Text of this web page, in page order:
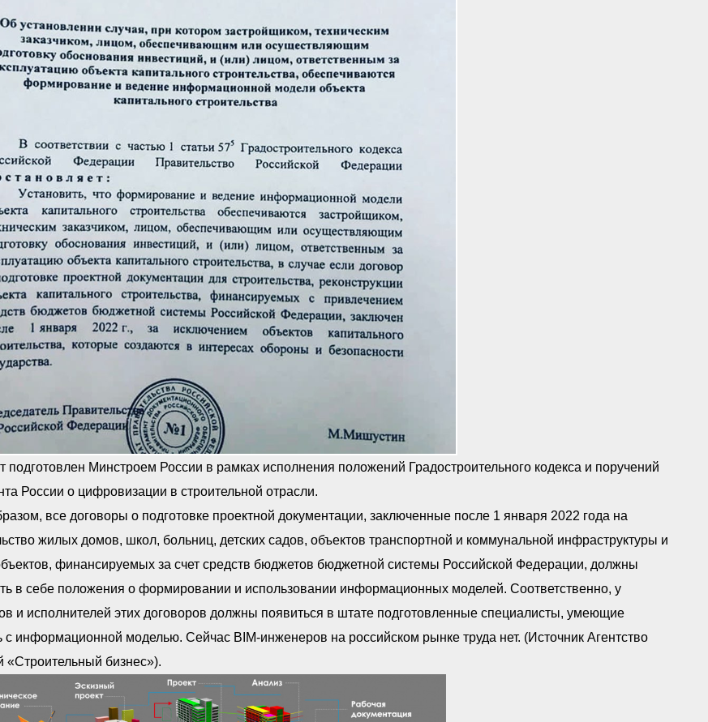
подготовлен Минстроем России в рамках исполнения положений Градостроительного кодекса и поручений
России о цифровизации в строительной отрасли.
все договоры о подготовке проектной документации, заключенные после 1 января 2022 года на
жилых домов, школ, больниц, детских садов, объектов транспортной и коммунальной инфраструктуры и
финансируемых за счет средств бюджетов бюджетной системы Российской Федерации, должны
в себе положения о формировании и использовании информационных моделей. Соответственно, у
и исполнителей этих договоров должны появиться в штате подготовленные специалисты, умеющие
с информационной моделью. Сейчас BIM-инженеров на российском рынке труда нет. (Источник Агентство
«Строительный бизнес»).